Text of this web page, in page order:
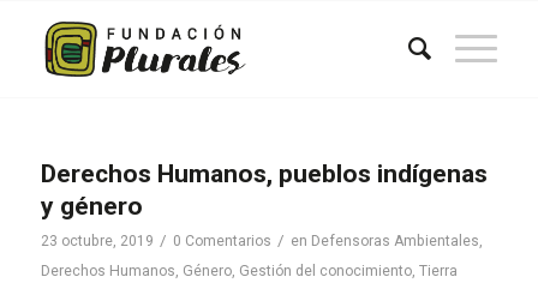
Derechos Humanos, pueblos indígenas
y género
23 octubre, 2019 / 0 Comentarios / en Defensoras Ambientales,
Derechos Humanos, Género, Gestión del conocimiento, Tierra